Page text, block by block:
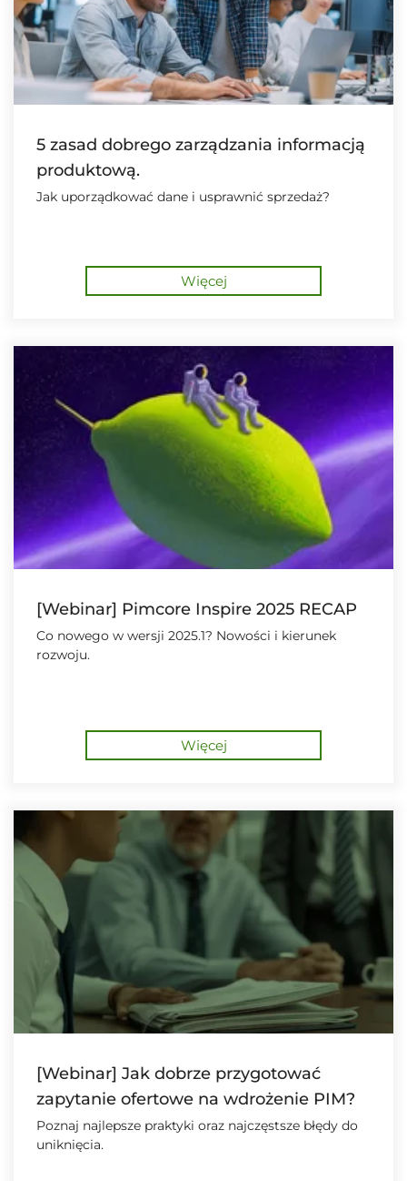
5 zasad dobrego zarządzania informacją
produktową.
Jak uporządkować dane i usprawnić sprzedaż?
Więcej
[Webinar] Pimcore Inspire 2025 RECAP
Co nowego w wersji 2025.1? Nowości i kierunek
rozwoju.
Więcej
[Webinar] Jak dobrze przygotować
zapytanie ofertowe na wdrożenie PIM?
Poznaj najlepsze praktyki oraz najczęstsze błędy do
uniknięcia.